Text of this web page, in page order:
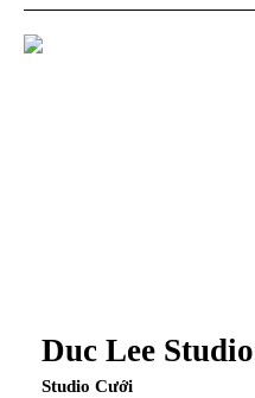
Duc Lee Studio
Studio Cưới